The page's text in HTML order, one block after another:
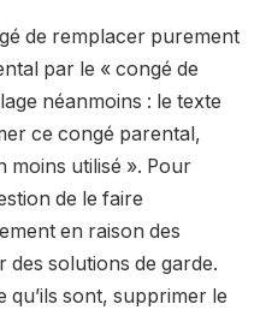
de remplacer purement
par le « congé de
néanmoins : le texte
ce congé parental,
moins utilisé ». Pour
de le faire
en raison des
solutions de garde.
qu’ils sont, supprimer le